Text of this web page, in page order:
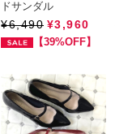
ドサンダル
¥6,490 ¥3,960
【39%OFF】